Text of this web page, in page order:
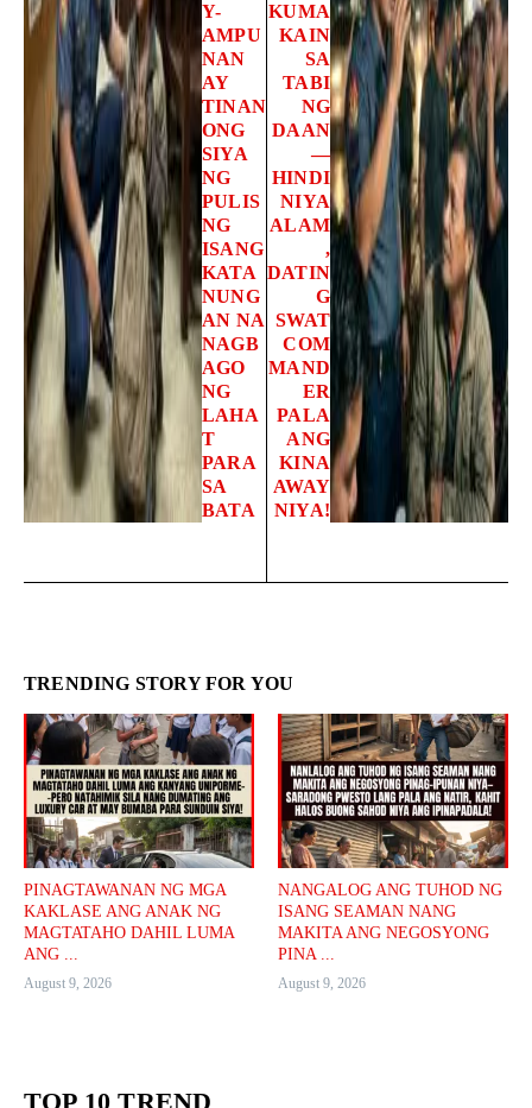
Y-
AMPU
NAN
AY
TINAN
ONG
SIYA
NG
PULIS
NG
ISANG
KATA
NUNG
AN NA
NAGB
AGO
NG
LAHA
T
PARA
SA
BATA
KUMA
KAIN
SA
TABI
NG
DAAN
—
HINDI
NIYA
ALAM
,
DATIN
G
SWAT
COM
MAND
ER
PALA
ANG
KINA
AWAY
NIYA!
TRENDING STORY FOR YOU
PINAGTAWANAN NG MGA
KAKLASE ANG ANAK NG
MAGTATAHO DAHIL LUMA
ANG ...
August 9, 2026
NANGALOG ANG TUHOD NG
ISANG SEAMAN NANG
MAKITA ANG NEGOSYONG
PINA ...
August 9, 2026
TOP 10 TREND